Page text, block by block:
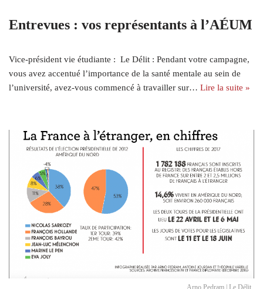
Entrevues : vos représentants à l’AÉUM
Vice-président vie étudiante : Le Délit : Pendant votre campagne,
vous avez accentué l’importance de la santé mentale au sein de
l’université, avez-vous commencé à travailler sur… Lire la suite »
Arno Pedram | Le Délit